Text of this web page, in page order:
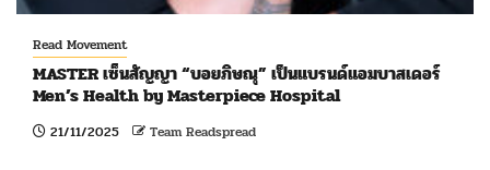
Read Movement
MASTER เซ็นสัญญา “บอยภิษณุ” เป็นแบรนด์แอมบาสเดอร์
Men’s Health by Masterpiece Hospital
21/11/2025 Team Readspread